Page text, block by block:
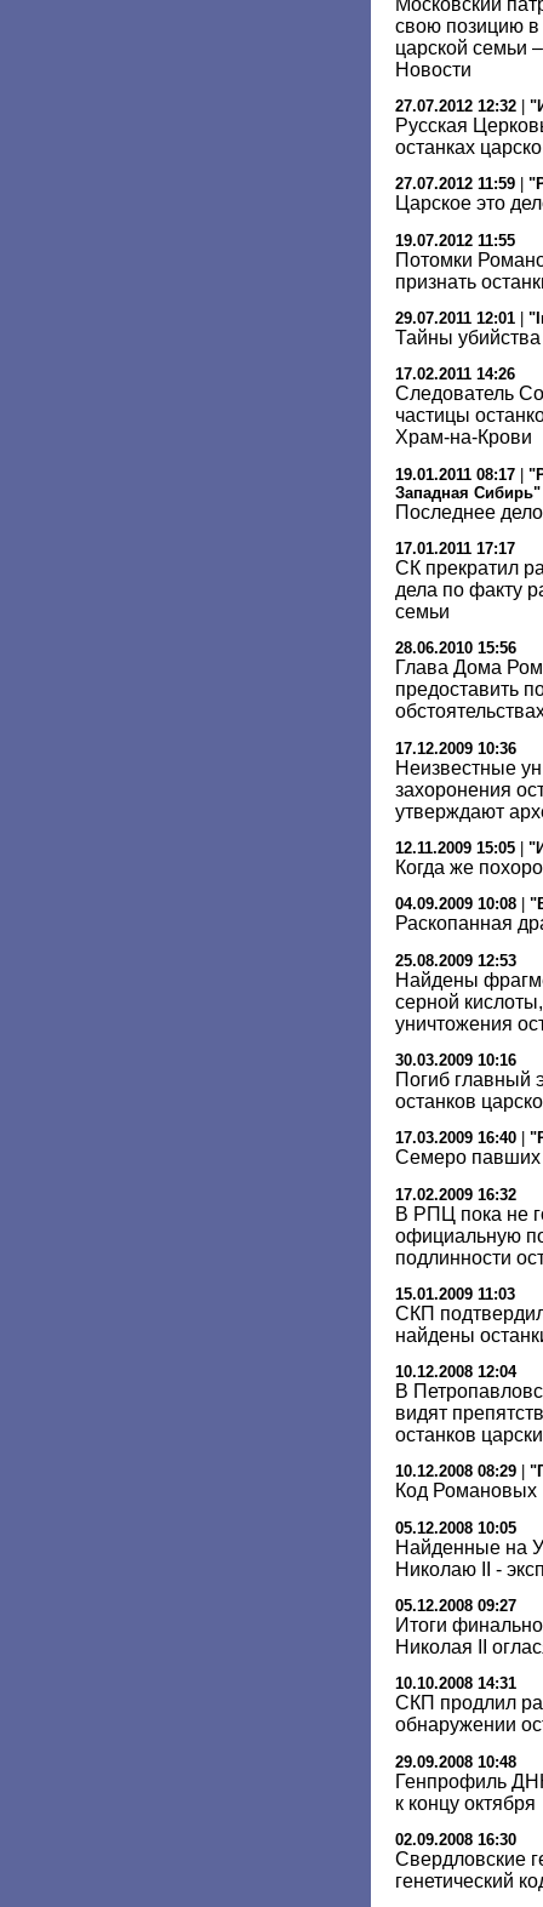
свою позицию в
царской семьи
Новости
27.07.2012 12:32
Русская
останках
27.07.2012 11:59
Царское это
19.07.2012 11:55
Потомки
признать
29.07.2011 12:01
Тайны
17.02.2011 14:26
Следователь
частицы
Храм-на-Крови
19.01.2011 08:17 |
Западная Сибирь"
Последнее
17.01.2011 17:17
СК прекратил
дела по факту
семьи
28.06.2010 15:56
Глава Дома
предоставить
17.12.2009 10:36
Неизвестные
захоронения
утверждают
12.11.2009 15:05
Когда же
04.09.2009 10:08
Раскопанная
25.08.2009 12:53
Найдены
серной
уничтожения
30.03.2009 10:16
Погиб главный
останков
17.03.2009 16:40
Семеро павших
17.02.2009 16:32
В РПЦ пока не
официальную
подлинности
15.01.2009 11:03
СКП
найдены
10.12.2008 12:04
В
видят
останков
10.12.2008 08:29
Код Романовых
05.12.2008 10:05
Найденные на
Николаю II -
05.12.2008 09:27
Итоги
Николая II
10.10.2008 14:31
СКП продлил
обнаружении
29.09.2008 10:48
Генпрофиль
к концу октября
02.09.2008 16:30
Свердловские
генетический